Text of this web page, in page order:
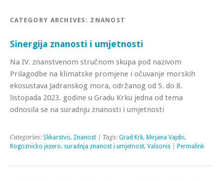
CATEGORY ARCHIVES: ZNANOST
Sinergija znanosti i umjetnosti
Na IV. znanstvenom stručnom skupa pod nazivom
Prilagodbe na klimatske promjene i očuvanje morskih
ekosustava Jadranskog mora, održanog od 5. do 8.
listopada 2023. godine u Gradu Krku jedna od tema
odnosila se na suradnju znanosti i umjetnosti
Categories: Slikarstvo, Znanost | Tags: Grad Krk, Mirjana Vajdic,
Rogoznicko jezero, suradnja znanost i umjetnost, Valsonis Permalink